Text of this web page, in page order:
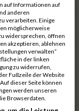
auf Informationen auf
anderen
verarbeiten. Einige
möglicherweise
widersprechen, öffnen
akzeptieren, ablehnen
verwalten“
in der linken
zu widerrufen,
Fußzeile der Website
dieser Seite können
werden unseren
Browserdaten.